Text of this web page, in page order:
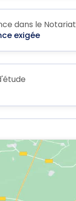
dans le Notariat
exigée